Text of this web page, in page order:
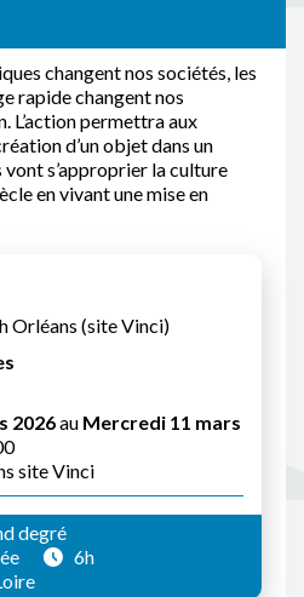
changent nos sociétés, les
rapide changent nos
L’action permettra aux
d’un objet dans un
s’approprier la culture
en vivant une mise en
Orléans (site Vinci)
2026au Mercredi 11 mars
site Vinci
degré
6h